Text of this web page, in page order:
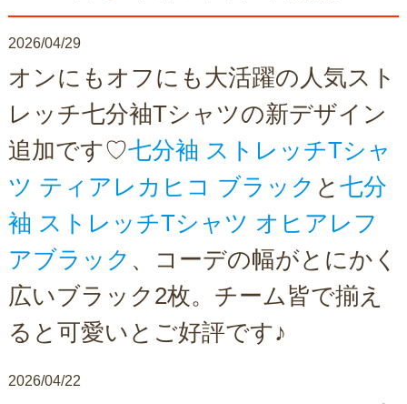
2026/04/29
オンにもオフにも大活躍の人気スト
レッチ七分袖Tシャツの新デザイン
追加です♡七分袖 ストレッチTシャ
ツ ティアレカヒコ ブラック と 七分
袖 ストレッチTシャツ オヒアレフ
アブラック 、コーデの幅がとにかく
広いブラック2枚。チーム皆で揃え
ると可愛いとご好評です♪
2026/04/22